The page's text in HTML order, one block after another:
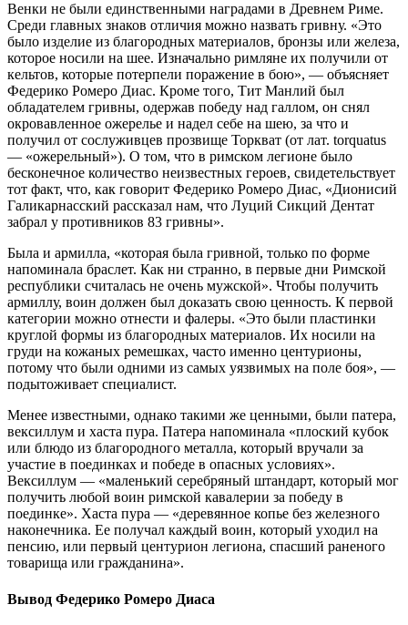
Венки не были единственными наградами в Древнем Риме.
Среди главных знаков отличия можно назвать гривну. «Это
было изделие из благородных материалов, бронзы или железа,
которое носили на шее. Изначально римляне их получили от
кельтов, которые потерпели поражение в бою», — объясняет
Федерико Ромеро Диас. Кроме того, Тит Манлий был
обладателем гривны, одержав победу над галлом, он снял
окровавленное ожерелье и надел себе на шею, за что и
получил от сослуживцев прозвище Торкват (от лат. torquatus
— «ожерельный»). О том, что в римском легионе было
бесконечное количество неизвестных героев, свидетельствует
тот факт, что, как говорит Федерико Ромеро Диас, «Дионисий
Галикарнасский рассказал нам, что Луций Сикций Дентат
забрал у противников 83 гривны».
Была и армилла, «которая была гривной, только по форме
напоминала браслет. Как ни странно, в первые дни Римской
республики считалась не очень мужской». Чтобы получить
армиллу, воин должен был доказать свою ценность. К первой
категории можно отнести и фалеры. «Это были пластинки
круглой формы из благородных материалов. Их носили на
груди на кожаных ремешках, часто именно центурионы,
потому что были одними из самых уязвимых на поле боя», —
подытоживает специалист.
Менее известными, однако такими же ценными, были патера,
вексиллум и хаста пура. Патера напоминала «плоский кубок
или блюдо из благородного металла, который вручали за
участие в поединках и победе в опасных условиях».
Вексиллум — «маленький серебряный штандарт, который мог
получить любой воин римской кавалерии за победу в
поединке». Хаста пура — «деревянное копье без железного
наконечника. Ее получал каждый воин, который уходил на
пенсию, или первый центурион легиона, спасший раненого
товарища или гражданина».
Вывод Федерико Ромеро Диаса